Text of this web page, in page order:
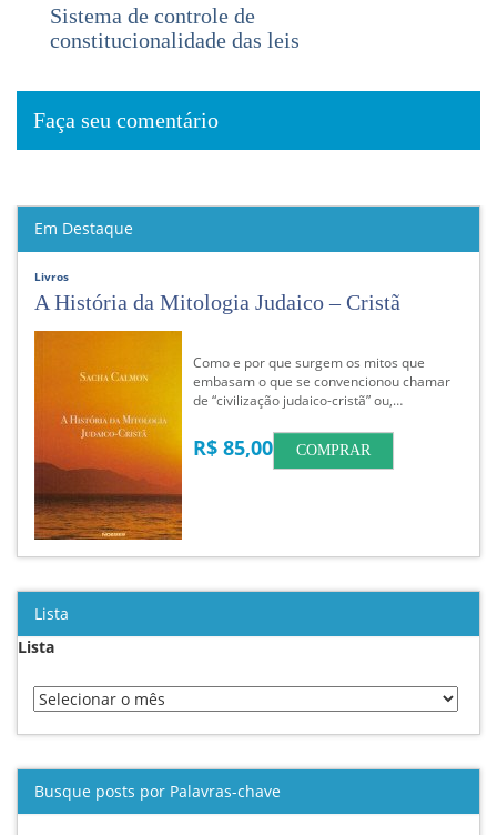
Sistema de controle de
constitucionalidade das leis
Faça seu comentário
Em Destaque
Livros
A História da Mitologia Judaico – Cristã
Como e por que surgem os mitos que
embasam o que se convencionou chamar
de “civilização judaico-cristã” ou,…
R$ 85,00 COMPRAR
Lista
Lista
Busque posts por Palavras-chave